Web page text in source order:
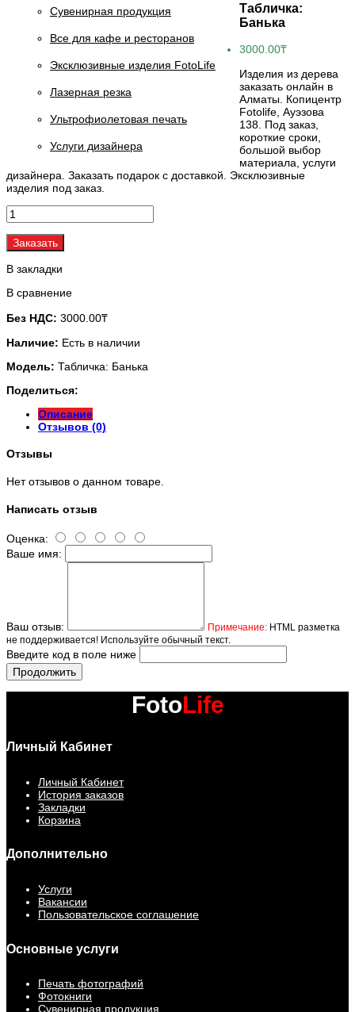
Сувенирная продукция
Все для кафе и ресторанов
Эксклюзивные изделия FotoLife
Лазерная резка
Ультрофиолетовая печать
Услуги дизайнера
Табличка:
Банька
3000.00₸
Изделия из дерева
заказать онлайн в
Алматы. Копицентр
Fotolife, Ауэзова
138. Под заказ,
короткие сроки,
большой выбор
материала, услуги
дизайнера. Заказать подарок с доставкой. Эксклюзивные
изделия под заказ.
Заказать
В закладки
В сравнение
Без НДС: 3000.00₸
Наличие: Есть в наличии
Модель: Табличка: Банька
Поделиться:
Описание
Отзывов (0)
Отзывы
Нет отзывов о данном товаре.
Написать отзыв
Оценка:
Ваше имя:
Ваш отзыв: Примечание: HTML разметка
не поддерживается! Используйте обычный текст.
Введите код в поле ниже
Продолжить
FotoLife
Личный Кабинет
Личный Кабинет
История заказов
Закладки
Корзина
Дополнительно
Услуги
Вакансии
Пользовательское соглашение
Основные услуги
Печать фотографий
Фотокниги
Сувенирная продукция